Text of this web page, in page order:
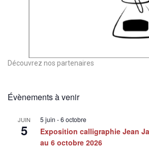
Découvrez nos partenaires
Évènements à venir
JUIN
5
5 juin -6 octobre
Exposition calligraphie Jean
au 6 octobre 2026